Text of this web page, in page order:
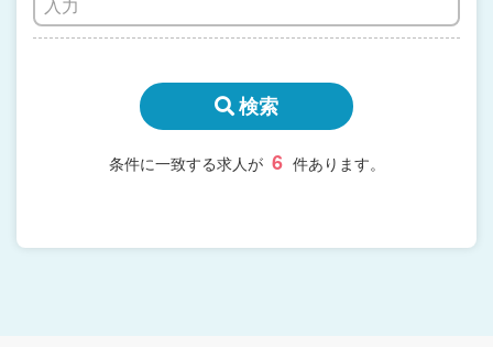
検索
条件に一致する求人が 6 件あります。